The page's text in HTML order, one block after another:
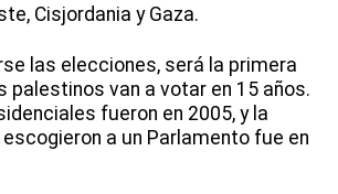
Cisjordania y Gaza.
las elecciones, será la primera
palestinos van a votar en 15 años.
fueron en 2005, y la
a un Parlamento fue en